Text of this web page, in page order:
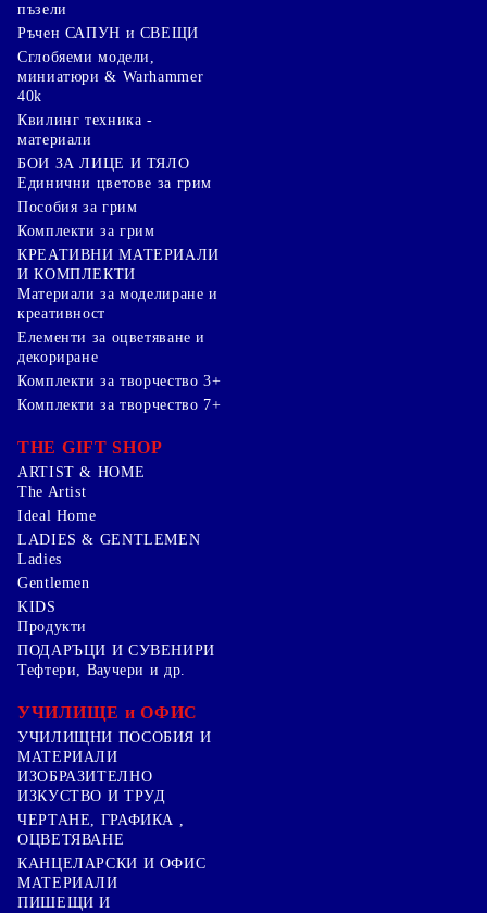
пъзели
Ръчен САПУН и СВЕЩИ
Сглобяеми модели,
миниатюри & Warhammer
40k
Квилинг техника -
материали
БОИ ЗА ЛИЦЕ И ТЯЛО
Единични цветове за грим
Пособия за грим
Комплекти за грим
КРЕАТИВНИ МАТЕРИАЛИ
И КОМПЛЕКТИ
Mатериали за моделиране и
креативност
Елементи за оцветяване и
декориране
Комплекти за творчество 3+
Комплекти за творчество 7+
THE GIFT SHOP
ARTIST & HOME
The Artist
Ideal Home
LADIES & GENTLEMEN
Ladies
Gentlemen
KIDS
Продукти
ПОДАРЪЦИ И СУВЕНИРИ
Тефтери, Ваучери и др.
УЧИЛИЩЕ и ОФИС
УЧИЛИЩНИ ПОСОБИЯ И
МАТЕРИАЛИ
ИЗОБРАЗИТЕЛНО
ИЗКУСТВО И ТРУД
ЧЕРТАНЕ, ГРАФИКА ,
ОЦВЕТЯВАНЕ
КАНЦЕЛАРСКИ И ОФИС
МАТЕРИАЛИ
ПИШЕЩИ И